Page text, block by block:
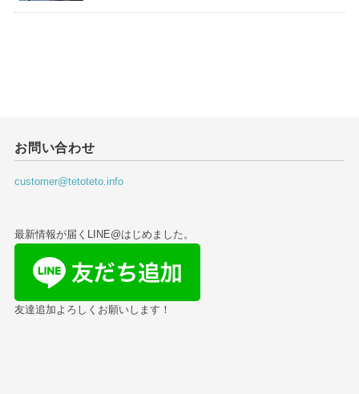
お問い合わせ
customer@tetoteto.info
最新情報が届くLINE@はじめました。
友達追加よろしくお願いします！